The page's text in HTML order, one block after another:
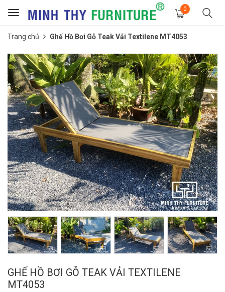
Toggle
0
Trang chủ Ghế Hồ Bơi Gỗ Teak Vải Textilene MT4053
GHẾ HỒ BƠI GỖ TEAK VẢI TEXTILENE
MT4053